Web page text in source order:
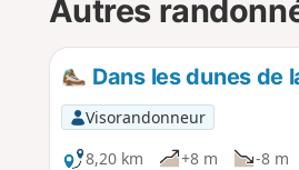
Autres
Dans les dunes de
Visorandonneur
8,20 km
+8 m -8 m